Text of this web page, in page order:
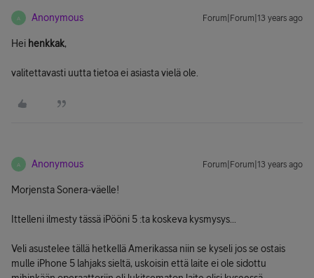
A Anonymous Forum|Forum|13 years ago
Hei henkkak,
valitettavasti uutta tietoa ei asiasta vielä ole.
A Anonymous Forum|Forum|13 years ago
Morjensta Sonera-väelle!
Ittelleni ilmesty tässä iPööni 5 :ta koskeva kysmysys...
Veli asustelee tällä hetkellä Amerikassa niin se kyseli jos se ostais
mulle iPhone 5 lahjaks sieltä, uskoisin että laite ei ole sidottu